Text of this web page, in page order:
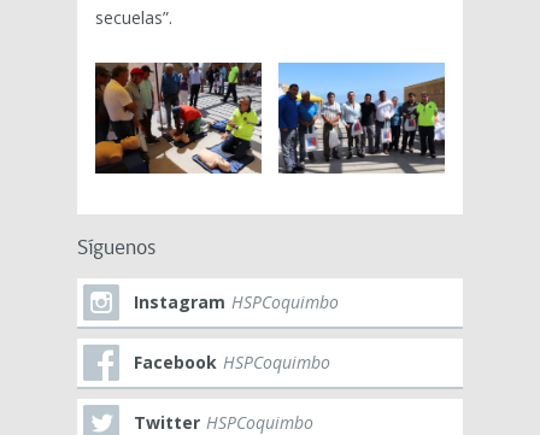
secuelas”.
Síguenos
Instagram HSPCoquimbo
Facebook HSPCoquimbo
Twitter HSPCoquimbo